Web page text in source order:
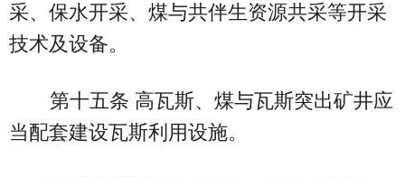
采、保水开采、煤与共伴生资源共采等开采
技术及设备。
第十五条 高瓦斯、煤与瓦斯突出矿井应
当配套建设瓦斯利用设施。